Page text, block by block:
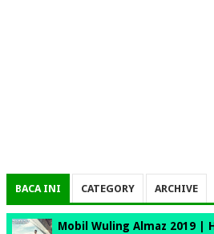
BACA INI CATEGORY ARCHIVE
Mobil Wuling Almaz 2019 |